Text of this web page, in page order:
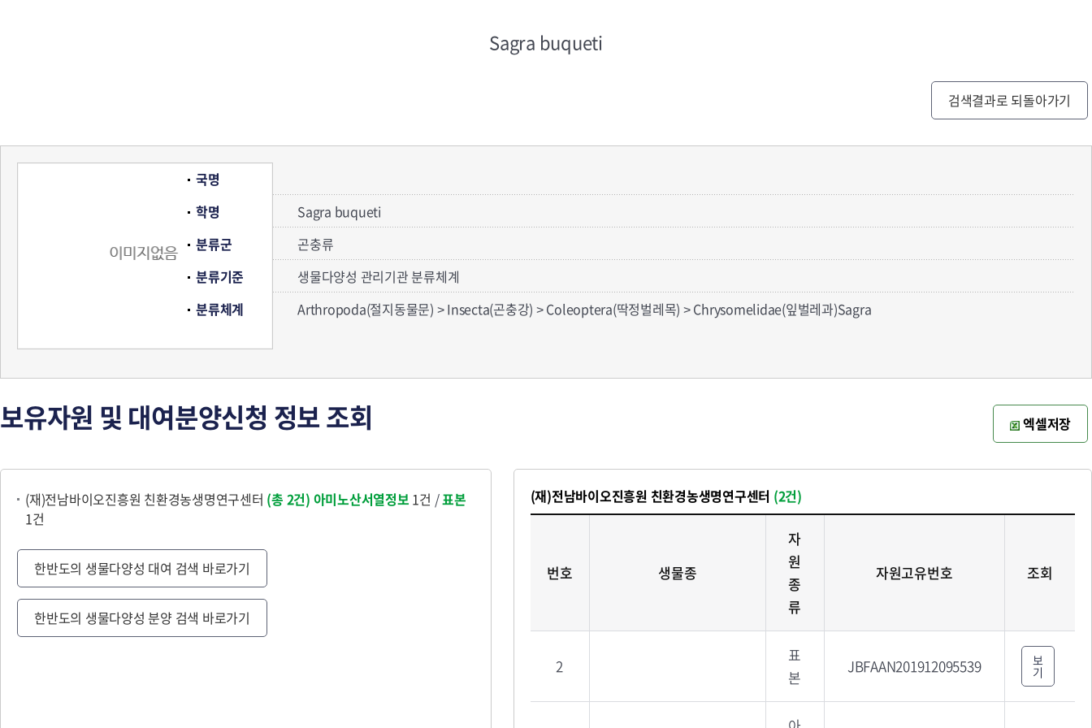
Sagra buqueti
검색결과로 되돌아가기
국명
학명
Sagra buqueti
분류군
곤충류
분류기준
생물다양성 관리기관 분류체계
분류체계
Arthropoda(절지동물문) > Insecta(곤충강) > Coleoptera(딱정벌레목) > Chrysomelidae(잎벌레과)Sagra
보유자원 및 대여분양신청 정보 조회 엑셀저장
(재)전남바이오진흥원 친환경농생명연구센터 (총 2건) 아미노산서열정보 1건 /표본
1건
한반도의 생물다양성 대여 검색 바로가기
한반도의 생물다양성 분양 검색 바로가기
(재)전남바이오진흥원 친환경농생명연구센터 (2건)
번호 생물종
자
원
종
류
자원고유번호 조회
2
표
본
JBFAAN201912095539 보
기